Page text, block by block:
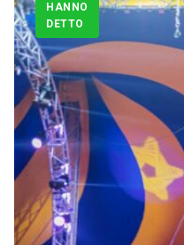
HANNO
DETTO